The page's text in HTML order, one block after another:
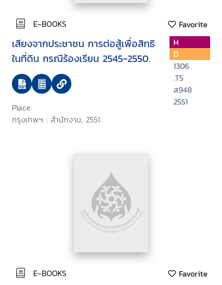
E-BOOKS Favorite
เสียงจากประชาชน การต่อสู้เพื่อสิทธิ
ในที่ดิน กรณีร้องเรียน 2545-2550.
Place:
กรุงเทพฯ : สำนักงาน, 2551.
H
D
1306
.T5
ส948
2551
E-BOOKS Favorite